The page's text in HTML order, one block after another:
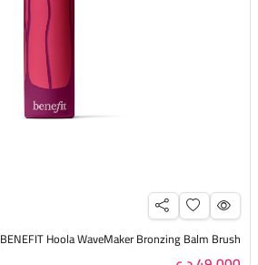
BENEFIT Hoola WaveMaker Bronzing Balm Brush بينفت فرشاة لتطبيق البرونزر